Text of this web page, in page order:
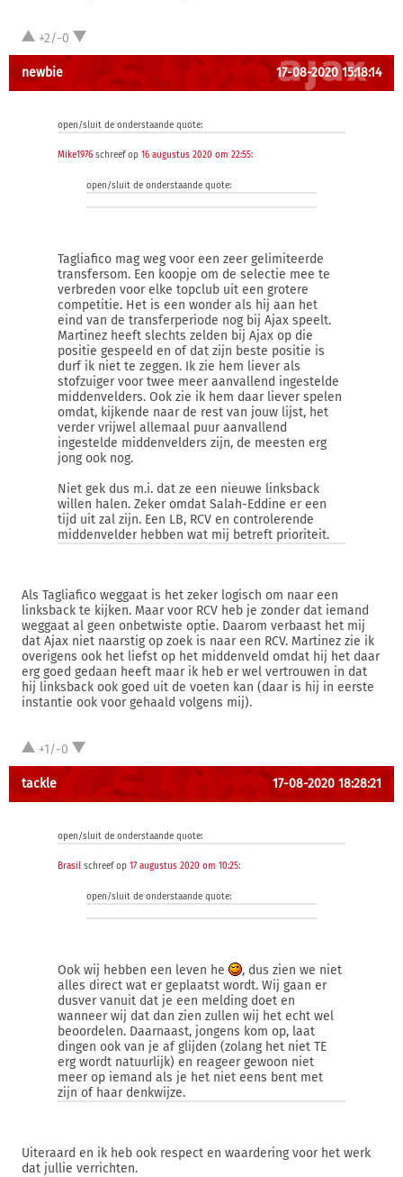
+2/-0
newbie 17-08-2020 15:18:14
open/sluit de onderstaande quote:
Mike1976 schreef op 16 augustus 2020 om 22:55:
open/sluit de onderstaande quote:
Tagliafico mag weg voor een zeer gelimiteerde
transfersom. Een koopje om de selectie mee te
verbreden voor elke topclub uit een grotere
competitie. Het is een wonder als hij aan het
eind van de transferperiode nog bij Ajax speelt.
Martinez heeft slechts zelden bij Ajax op die
positie gespeeld en of dat zijn beste positie is
durf ik niet te zeggen. Ik zie hem liever als
stofzuiger voor twee meer aanvallend ingestelde
middenvelders. Ook zie ik hem daar liever spelen
omdat, kijkende naar de rest van jouw lijst, het
verder vrijwel allemaal puur aanvallend
ingestelde middenvelders zijn, de meesten erg
jong ook nog.
Niet gek dus m.i. dat ze een nieuwe linksback
willen halen. Zeker omdat Salah-Eddine er een
tijd uit zal zijn. Een LB, RCV en controlerende
middenvelder hebben wat mij betreft prioriteit.
Als Tagliafico weggaat is het zeker logisch om naar een
linksback te kijken. Maar voor RCV heb je zonder dat iemand
weggaat al geen onbetwiste optie. Daarom verbaast het mij
dat Ajax niet naarstig op zoek is naar een RCV. Martinez zie ik
overigens ook het liefst op het middenveld omdat hij het daar
erg goed gedaan heeft maar ik heb er wel vertrouwen in dat
hij linksback ook goed uit de voeten kan (daar is hij in eerste
instantie ook voor gehaald volgens mij).
+1/-0
tackle 17-08-2020 18:28:21
open/sluit de onderstaande quote:
Brasil schreef op 17 augustus 2020 om 10:25:
open/sluit de onderstaande quote:
Ook wij hebben een leven he
, dus zien we niet
alles direct wat er geplaatst wordt. Wij gaan er
dusver vanuit dat je een melding doet en
wanneer wij dat dan zien zullen wij het echt wel
beoordelen. Daarnaast, jongens kom op, laat
dingen ook van je af glijden (zolang het niet TE
erg wordt natuurlijk) en reageer gewoon niet
meer op iemand als je het niet eens bent met
zijn of haar denkwijze.
Uiteraard en ik heb ook respect en waardering voor het werk
dat jullie verrichten.